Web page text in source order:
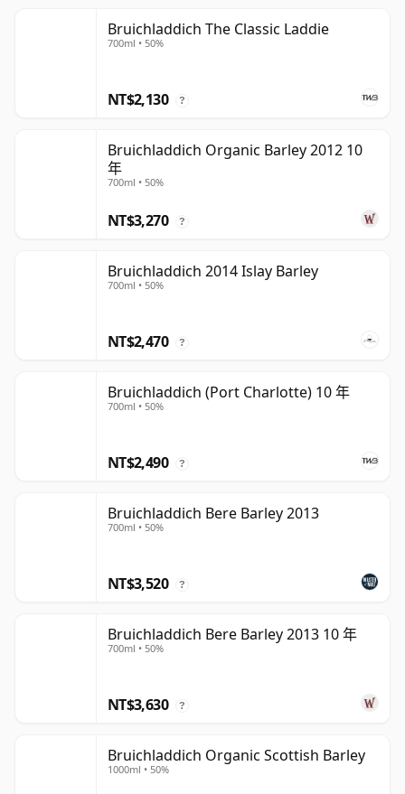
Bruichladdich The Classic Laddie
700ml • 50%
NT$2,130 ?
Bruichladdich Organic Barley 2012 10
年
700ml • 50%
NT$3,270 ?
Bruichladdich 2014 Islay Barley
700ml • 50%
NT$2,470 ?
Bruichladdich (Port Charlotte) 10 年
700ml • 50%
NT$2,490 ?
Bruichladdich Bere Barley 2013
700ml • 50%
NT$3,520 ?
Bruichladdich Bere Barley 2013 10 年
700ml • 50%
NT$3,630 ?
Bruichladdich Organic Scottish Barley
1000ml • 50%